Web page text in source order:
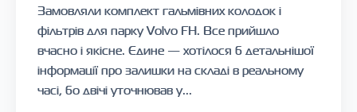
Замовляли комплект гальмівних колодок і
фільтрів для парку Volvo FH. Все прийшло
вчасно і якісне. Єдине — хотілося б детальнішої
інформації про залишки на складі в реальному
часі, бо двічі уточнював у...